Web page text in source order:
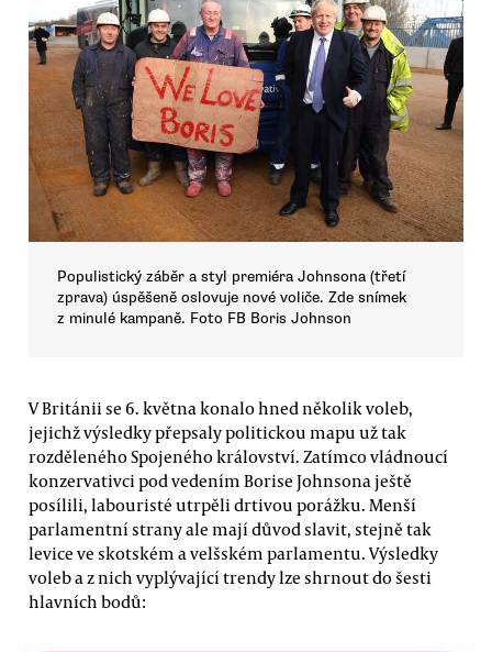
Populistický záběr a styl premiéra Johnsona (třetí
zprava) úspěšeně oslovuje nové voliče. Zde snímek
z minulé kampaně. Foto FB Boris Johnson
V Británii se 6. května konalo hned několik voleb,
jejichž výsledky přepsaly politickou mapu už tak
rozděleného Spojeného království. Zatímco vládnoucí
konzervativci pod vedením Borise Johnsona ještě
posílili, labouristé utrpěli drtivou porážku. Menší
parlamentní strany ale mají důvod slavit, stejně tak
levice ve skotském a velšském parlamentu. Výsledky
voleb a z nich vyplývající trendy lze shrnout do šesti
hlavních bodů: